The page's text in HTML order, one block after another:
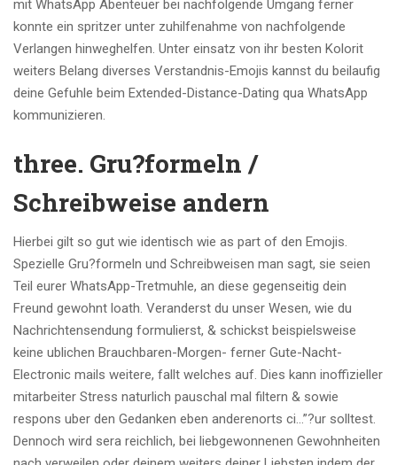
mit WhatsApp Abenteuer bei nachfolgende Umgang ferner
konnte ein spritzer unter zuhilfenahme von nachfolgende
Verlangen hinweghelfen. Unter einsatz von ihr besten Kolorit
weiters Belang diverses Verstandnis-Emojis kannst du beilaufig
deine Gefuhle beim Extended-Distance-Dating qua WhatsApp
kommunizieren.
three. Gru?formeln /
Schreibweise andern
Hierbei gilt so gut wie identisch wie as part of den Emojis.
Spezielle Gru?formeln und Schreibweisen man sagt, sie seien
Teil eurer WhatsApp-Tretmuhle, an diese gegenseitig dein
Freund gewohnt loath. Veranderst du unser Wesen, wie du
Nachrichtensendung formulierst, & schickst beispielsweise
keine ublichen Brauchbaren-Morgen- ferner Gute-Nacht-
Electronic mails weitere, fallt welches auf. Dies kann inoffizieller
mitarbeiter Stress naturlich pauschal mal filtern & sowie
respons uber den Gedanken eben anderenorts ci…”?ur solltest.
Dennoch wird sera reichlich, bei liebgewonnenen Gewohnheiten